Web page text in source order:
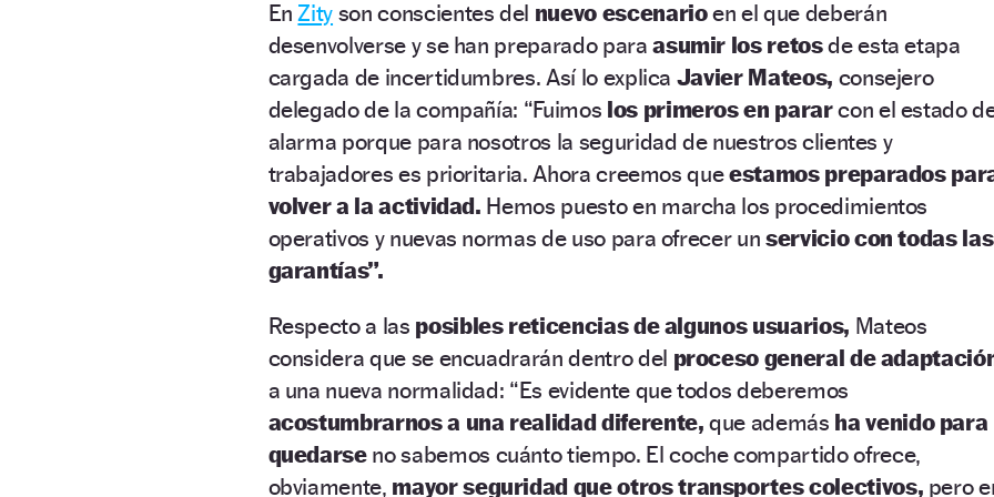
EnZity son conscientes del nuevo escenarioen el que deberán
desenvolverse y se han preparado paraasumir los retosde esta etapa
cargada de incertidumbres. Así lo explica Javier Mateos, consejero
delegado de la compañía: “Fuimos los primeros en pararcon el estado
alarma porque para nosotros la seguridad de nuestros clientes y
trabajadores es prioritaria. Ahora creemos queestamos preparados
volver a la actividad. Hemos puesto en marcha los procedimientos
operativos y nuevas normas de uso para ofrecer un servicio con todas las
garantías”.
Respecto a las posibles reticencias de algunos usuarios, Mateos
considera que se encuadrarán dentro del proceso general de
a una nueva normalidad: “Es evidente que todos deberemos
acostumbrarnos a una realidad diferente, que además ha venido para
quedarseno sabemos cuánto tiempo. El coche compartido ofrece,
obviamente, mayor seguridad que otros transportes colectivos, pero